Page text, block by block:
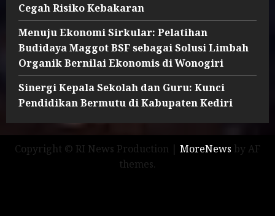
Cegah Risiko Kebakaran
Menuju Ekonomi Sirkular: Pelatihan
Budidaya Maggot BSF sebagai Solusi Limbah
Organik Bernilai Ekonomis di Wonogiri
Sinergi Kepala Sekolah dan Guru: Kunci
Pendidikan Bermutu di Kabupaten Kediri
Copyright © RI News Production | MoreNews by AF
themes.